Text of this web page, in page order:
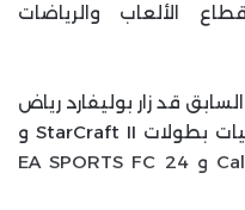
الألعاب والرياضات
قد زار بوليفارد رياض
سيتي مساء السبت، لحضور نهائيات بطولات StarCraft II و
Call of Duty: Modern Warfare III و EA SPORTS FC 24